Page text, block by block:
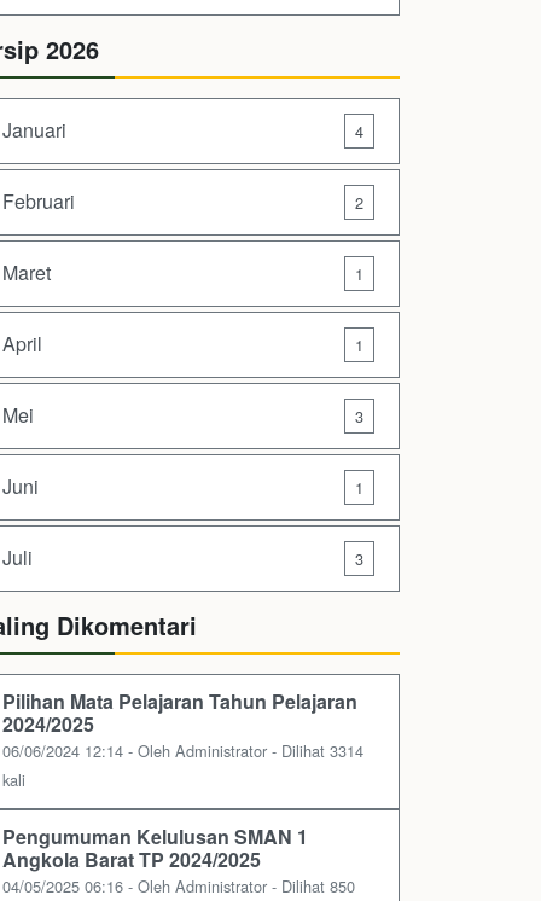
2026
Januari 4
Februari 2
Maret 1
April 1
Mei 3
Juni 1
Juli 3
Dikomentari
Pilihan Mata Pelajaran Tahun Pelajaran
2024/2025
06/06/2024 12:14 - Oleh Administrator - Dilihat 3314
kali
Pengumuman Kelulusan SMAN 1
Angkola Barat TP 2024/2025
04/05/2025 06:16 - Oleh Administrator - Dilihat 850